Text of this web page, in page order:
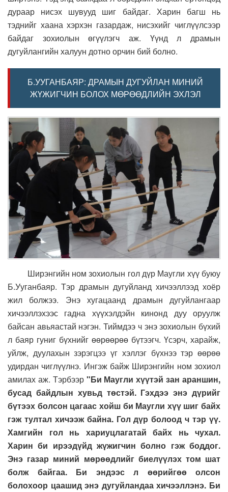
дураар нисэх шувууд шиг байдаг. Харин багш нь
тэднийг хаана хэрхэн газардаж, нисэхийг чиглүүлсээр
байдаг зохиолын өгүүлэгч аж. Үүнд л драмын
дугуйлангийн халуун дотно орчин бий болно.
Б.УУГАНБАЯР: ДРАМЫН ДУГУЙЛАН МИНИЙ
ЖҮЖИГЧИН БОЛОХ МӨРӨӨДЛИЙН ЭХЛЭЛ
Ширэнгийн ном зохиолын гол дүр Маугли хүү буюу
Б.Ууганбаяр. Тэр драмын дугуйланд хичээллээд хоёр
жил болжээ. Энэ хугацаанд драмын дугуйлангаар
хичээллэхээс гадна хүүхэлдэйн кинонд дуу оруулж
байсан авьяастай нэгэн. Тиймдээ ч энэ зохиолын бүхий
л баяр гуниг бүхнийг өөрөөрөө бүтээгч. Үсэрч, харайж,
уйлж, дуулахын зэрэгцээ үг хэллэг бүхнээ тэр өөрөө
удирдан чиглүүлнэ. Ингэж байж Ширэнгийн ном зохиол
амилах аж. Тэрбээр "Би Маугли хүүтэй зан араншин,
бусад байдлын хувьд төстэй. Гэхдээ энэ дүрийг
бүтээх болсон цагаас хойш би Маугли хүү шиг байх
гэж тултал хичээж байна. Гол дүр болоод ч тэр үү.
Хамгийн гол нь хариуцлагатай байх нь чухал.
Харин би ирээдүйд жүжигчин болно гэж боддог.
Энэ газар миний мөрөөдлийг биелүүлэх том шат
болж байгаа. Би эндээс л өөрийгөө олсон
болохоор цаашид энэ дугуйландаа хичээллэнэ. Би